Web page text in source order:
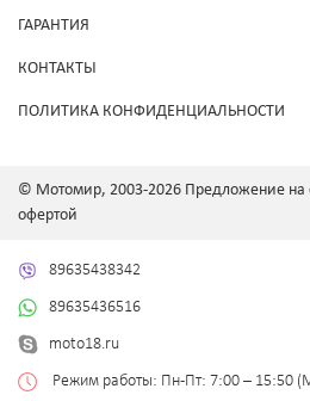
ГАРАНТИЯ
КОНТАКТЫ
ПОЛИТИКА КОНФИДЕНЦИАЛЬНОСТИ
© Мотомир, 2003-2026 Предложение на
офертой
89635438342
89635436516
moto18.ru
Режим работы: Пн-Пт: 7:00 – 15:50